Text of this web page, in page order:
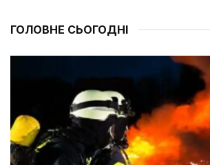
ГОЛОВНЕ СЬОГОДНІ